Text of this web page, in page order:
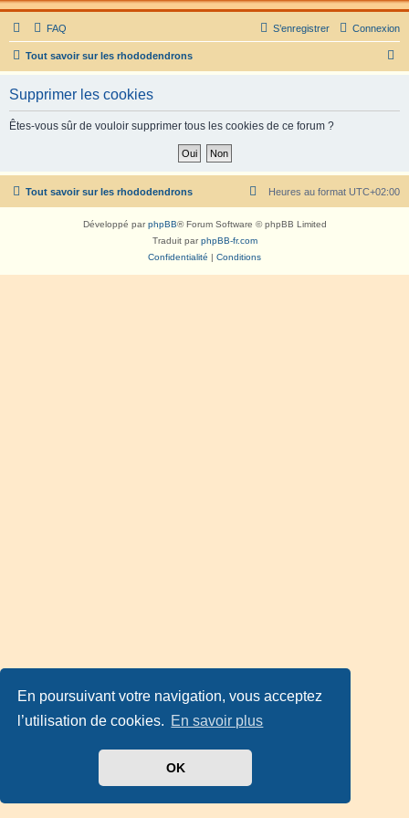
En poursuivant votre navigation, vous acceptez
l’utilisation de cookies. En savoir plus
OK
FAQ Connexion
S’enregistrer
Tout savoir sur les rhododendrons
h
Supprimer les cookies
Êtes-vous sûr de vouloir supprimer tous les cookies de ce forum ?
Tout savoir sur les rhododendrons Heures au format UTC+02:00
Développé parphpBB® Forum Software © phpBB Limited
Traduit parphpBB-fr.com
Confidentialité | Conditions